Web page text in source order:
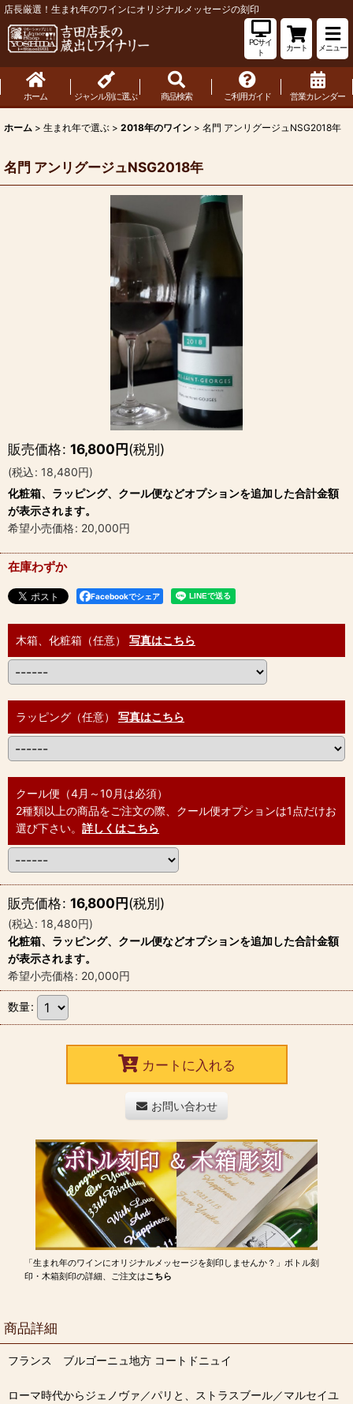
店長厳選！生まれ年のワインにオリジナルメッセージの刻印
PCサイ
ト
カート メニュー
ホーム ジャンル別に選ぶ 商品検索 ご利用ガイド 営業カレンダー
ホーム > 生まれ年で選ぶ > 2018年のワイン > 名門 アンリグージュNSG2018年
名門 アンリグージュNSG2018年
販売価格: 16,800円(税別)
(税込: 18,480円)
化粧箱、ラッピング、クール便などオプションを追加した合計金額
が表示されます。
希望小売価格: 20,000円
在庫わずか
Facebookでシェア
木箱、化粧箱（任意） 写真はこちら
ラッピング（任意） 写真はこちら
クール便（4月～10月は必須）
2種類以上の商品をご注文の際、クール便オプションは1点だけお
選び下さい。 詳しくはこちら
販売価格: 16,800円(税別)
(税込: 18,480円)
化粧箱、ラッピング、クール便などオプションを追加した合計金額
が表示されます。
希望小売価格: 20,000円
数量:
カートに入れる
お問い合わせ
「生まれ年のワインにオリジナルメッセージを刻印しませんか？」ボトル刻
印・木箱刻印の詳細、ご注文はこちら
商品詳細
フランス ブルゴーニュ地方 コートドニュイ
ローマ時代からジェノヴァ／パリと、ストラスブール／マルセイユ